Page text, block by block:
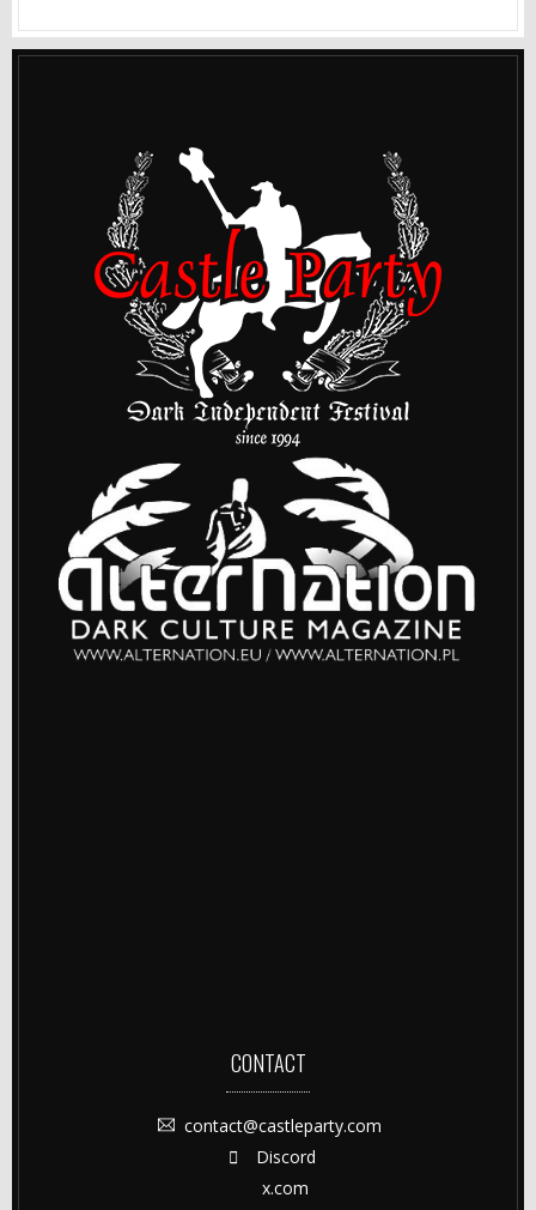
CONTACT
contact@castleparty.com
Discord
x.com